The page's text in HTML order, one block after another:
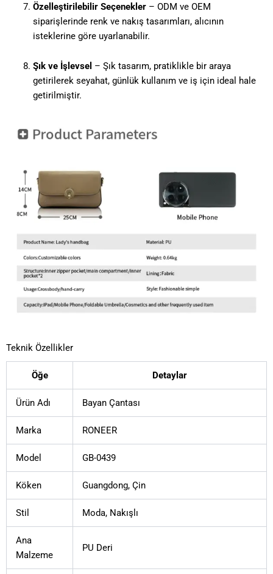
Özelleştirilebilir Seçenekler– ODM ve OEM
siparişlerinde renk ve nakış tasarımları, alıcının
isteklerine göre uyarlanabilir.
Şık ve İşlevsel – Şık tasarım, pratiklikle bir araya
getirilerek seyahat, günlük kullanım ve iş için ideal hale
getirilmiştir.
Teknik Özellikler
Öğe Detaylar
Ürün Adı Bayan Çantası
Marka RONEER
Model GB-0439
Köken Guangdong, Çin
Stil Moda, Nakışlı
Ana
Malzeme
PU Deri